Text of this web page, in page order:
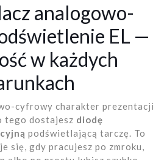
analogowo-
EL —
w każdych
cyfrowy charakter prezentacji
tego dostajesz diodę
podświetlającą tarczę. To
się, gdy pracujesz po zmroku,